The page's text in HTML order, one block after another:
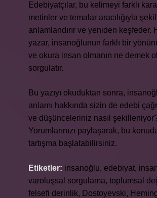
Edebiyatçılar, bu kelimeyi farklı
metinler ve temalar aracılığıyla
anlamlandırır ve yeniden keşfeder.
yazar, insanoğlunun farklı bir
ve okura insan olmanın ne demek
sorgulatır.
Bu yazıyı okuduktan sonra,
anlamı hakkında sizin de edebi
ve düşünceleriniz nasıl
Yorumlarınızı paylaşarak, bu
tartışma başlatabilirsiniz.
Etiketler: insanoğlu, edebiyat,
varoluşsal sorgulama, toplumsal
felsefi derinlik, Dostoyevski,